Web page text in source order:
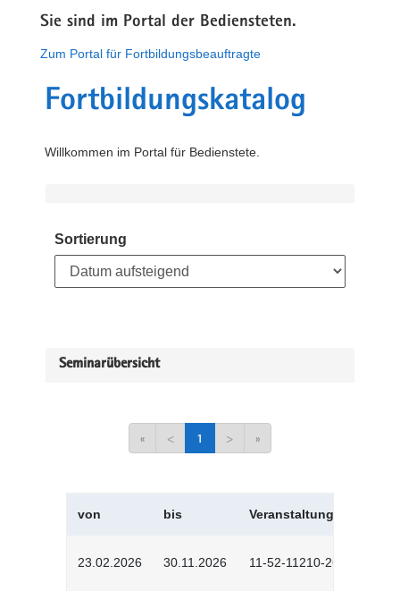
Sie sind im Portal der Bediensteten.
Zum Portal für Fortbildungsbeauftragte
Fortbildungskatalog
Willkommen im Portal für Bedienstete.
Sortierung
Seminarübersicht
« < 1 > »
von bis Veranstaltungskürzel
23.02.2026 30.11.2026 11-52-11210-2602